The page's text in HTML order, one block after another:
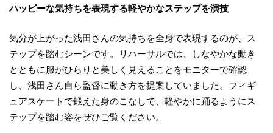
ハッピーな気持ちを表現する軽やかなステップを演技
気分が上がった浅田さんの気持ちを全身で表現するのが、ス
テップを踏むシーンです。リハーサルでは、しなやかな動き
とともに服がひらりと美しく見えることをモニターで確認
し、浅田さん自ら監督に動き方を提案していました。フィギ
ュアスケートで鍛えた身のこなしで、軽やかに踊るようにス
テップを踏む姿をぜひご覧ください。